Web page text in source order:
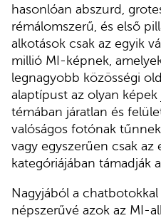
hasonlóan abszurd,
rémálomszerű, és első
alkotások csak az egyik
millió MI-képnek,
legnagyobb közösségi
alaptípust az olyan képek
témában járatlan és
valóságos fotónak
vagy egyszerűen csak az
kategóriájában támadják
Nagyjából a
népszerűvé azok az MI-